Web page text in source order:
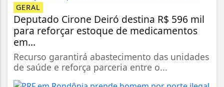
GERAL
Deputado Cirone Deiró destina R$ 596 mil
para reforçar estoque de medicamentos
em...
Recurso garantirá abastecimento das unidades
de saúde e reforça parceria entre o...